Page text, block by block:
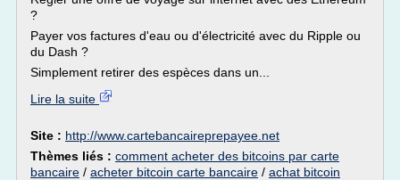
?
Payer vos factures d'eau ou d'électricité avec du Ripple ou
du Dash ?
Simplement retirer des espèces dans un...
Lire la suite
Site : http://www.cartebancaireprepayee.net
Thèmes liés : comment acheter des bitcoins par carte
bancaire / acheter bitcoin carte bancaire / achat bitcoin